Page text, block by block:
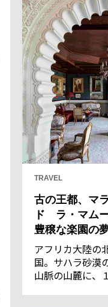
TRAVEL
古の王都、マ
ド ラ・マム
豊穣な楽園の
アフリカ大陸の
国。サハラ砂漠
山脈の山麓に、